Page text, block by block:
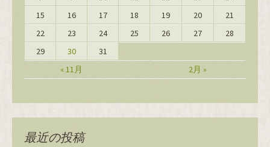
« 11月 2月 »
15
16 17 18 19 20
21
22
23 24 25 26 27
28
29
30 31
最近の投稿